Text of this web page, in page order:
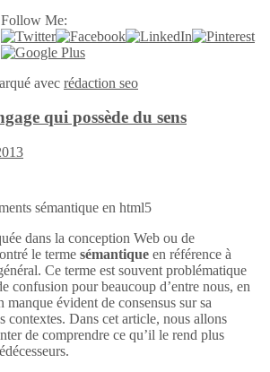
Follow Me:
avec rédaction seo
qui possède du sens
dans la conception Web ou de
le terme sémantique en référence à
Ce terme est souvent problématique
confusion pour beaucoup d’entre nous, en
évident de consensus sur sa
contextes. Dans cet article, nous allons
de comprendre ce qu’il le rend plus